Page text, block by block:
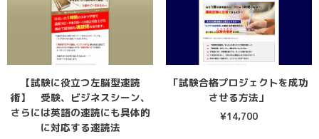
【試験に役立つ左脳型速読
術】 受験、ビジネスシーン、
さらには英語の速読にも具体的
に対応する速読法
「試験合格プロジェクトを成功
させる方法」
¥14,700